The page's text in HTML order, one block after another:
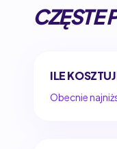
CZĘSTE
ILE
Obecnie